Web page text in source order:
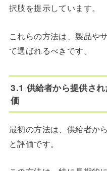
択肢を提示しています。
これらの方法は、製品や
て選ばれるべきです。
3.1 供給者から提供さ
価
最初の方法は、供給者か
と評価です。